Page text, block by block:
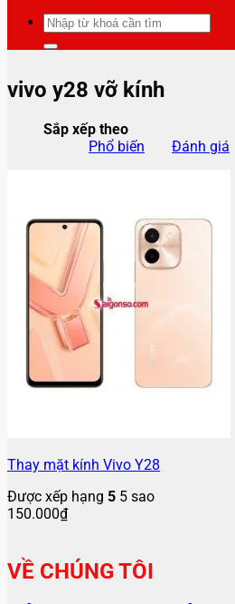
Tìm
kiếm:
vivo y28 vỡ kính
Sắp xếp theo
Phổ biến
Đánh giá
Thay mặt kính Vivo Y28
Được xếp hạng 5 5 sao
150.000₫
VỀ CHÚNG TÔI